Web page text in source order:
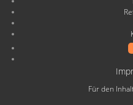
Für den